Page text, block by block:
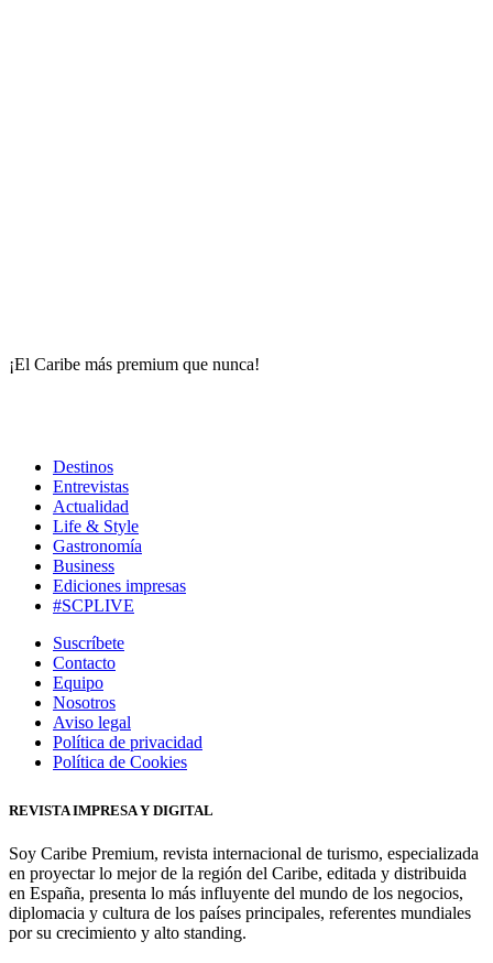
¡El Caribe más premium que nunca!
Destinos
Entrevistas
Actualidad
Life & Style
Gastronomía
Business
Ediciones impresas
#SCPLIVE
Suscríbete
Contacto
Equipo
Nosotros
Aviso legal
Política de privacidad
Política de Cookies
REVISTA IMPRESA Y DIGITAL
Soy Caribe Premium, revista internacional de turismo, especializada
en proyectar lo mejor de la región del Caribe, editada y distribuida
en España, presenta lo más influyente del mundo de los negocios,
diplomacia y cultura de los países principales, referentes mundiales
por su crecimiento y alto standing.